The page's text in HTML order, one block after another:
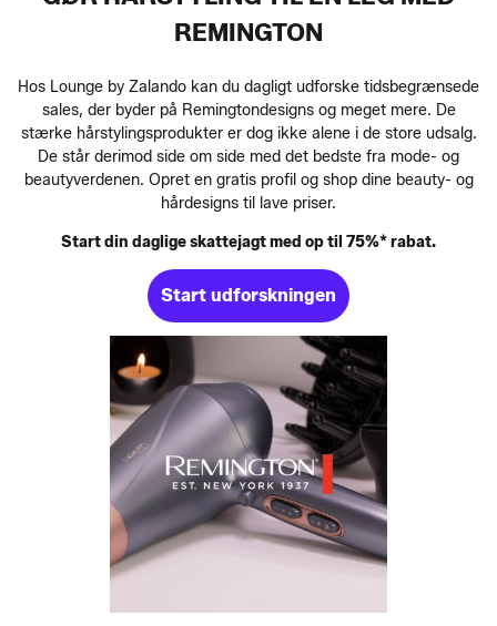
REMINGTON
Hos Lounge by Zalando kan du dagligt udforske tidsbegrænsede
sales, der byder på Remingtondesigns og meget mere. De
stærke hårstylingsprodukter er dog ikke alene i de store udsalg.
De står derimod side om side med det bedste fra mode- og
beautyverdenen. Opret en gratis profil og shop dine beauty- og
hårdesigns til lave priser.
Start din daglige skattejagt med op til 75%* rabat.
Start udforskningen